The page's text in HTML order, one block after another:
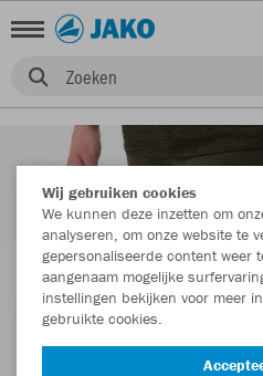
Zoeken
Wij gebruiken cookies
We kunnen deze inzetten om
analyseren, om onze website te
gepersonaliseerde content weer
aangenaam mogelijke
instellingen bekijken voor meer
gebruikte cookies.